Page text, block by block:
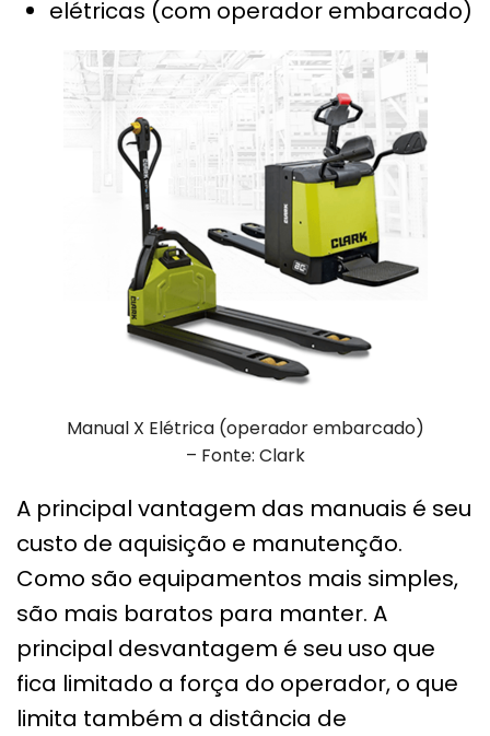
elétricas (com operador embarcado)
Manual X Elétrica (operador embarcado)
– Fonte: Clark
A principal vantagem das manuais é seu
custo de aquisição e manutenção.
Como são equipamentos mais simples,
são mais baratos para manter. A
principal desvantagem é seu uso que
fica limitado a força do operador, o que
limita também a distância de